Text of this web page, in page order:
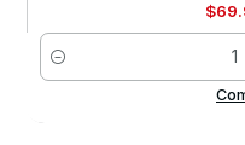
Cantidad